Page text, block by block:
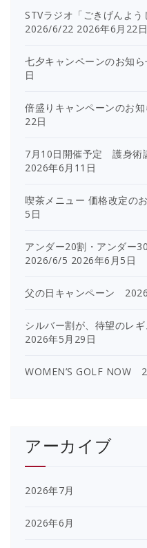
STVラジオ「ごきげんよ
2026/6/22 2026年6月22日
七夕キャンペーンのお知
日
倍盛りキャンペーンのお
22日
7月10日開催予定 護身
2026年6月11日
喫茶メニュー 価格改定の
5日
アンダー20割・アンダー
2026/6/5 2026年6月5日
父の日キャンペーン
シルバー割が、待望のレ
2026年5月29日
WOMEN’S GOLF NOW
アーカイブ
2026年7月
2026年6月